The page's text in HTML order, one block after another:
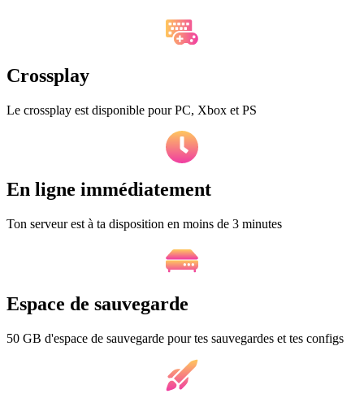
Crossplay
Le crossplay est disponible pour PC, Xbox et PS
En ligne immédiatement
Ton serveur est à ta disposition en moins de 3 minutes
Espace de sauvegarde
50 GB d'espace de sauvegarde pour tes sauvegardes et tes configs